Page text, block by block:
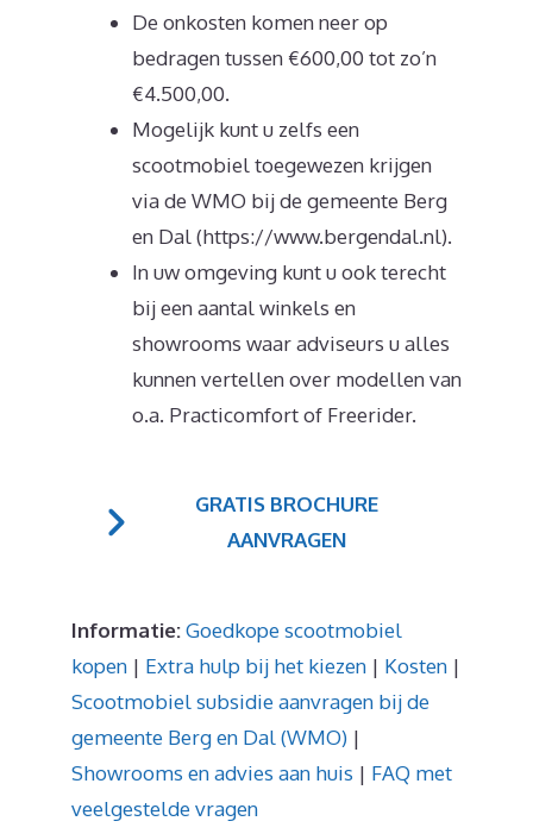
De onkosten komen neer op
bedragen tussen €600,00 tot zo’n
€4.500,00.
Mogelijk kunt u zelfs een
scootmobiel toegewezen krijgen
via de WMO bij de gemeente Berg
en Dal (https://www.bergendal.nl).
In uw omgeving kunt u ook terecht
bij een aantal winkels en
showrooms waar adviseurs u alles
kunnen vertellen over modellen van
o.a. Practicomfort of Freerider.
GRATIS BROCHURE
AANVRAGEN
Informatie:Goedkope scootmobiel
kopen | Extra hulp bij het kiezen | Kosten |
Scootmobiel subsidie aanvragen bij de
gemeente Berg en Dal (WMO) |
Showrooms en advies aan huis | FAQ met
veelgestelde vragen